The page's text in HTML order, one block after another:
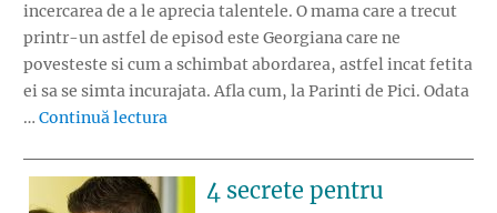
incercarea de a le aprecia talentele. O mama care a trecut
printr-un astfel de episod este Georgiana care ne
povesteste si cum a schimbat abordarea, astfel incat fetita
ei sa se simta incurajata. Afla cum, la Parinti de Pici. Odata
… Continuă lectura
4 secrete pentru